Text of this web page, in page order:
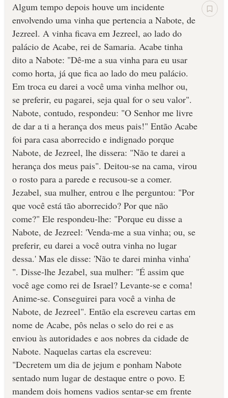
Algum tempo depois houve um incidente
envolvendo uma vinha que pertencia a Nabote, de
Jezreel. A vinha ficava em Jezreel, ao lado do
palácio de Acabe, rei de Samaria. Acabe tinha
dito a Nabote: "Dê-me a sua vinha para eu usar
como horta, já que fica ao lado do meu palácio.
Em troca eu darei a você uma vinha melhor ou,
se preferir, eu pagarei, seja qual for o seu valor".
Nabote, contudo, respondeu: "O Senhor me livre
de dar a ti a herança dos meus pais!" Então Acabe
foi para casa aborrecido e indignado porque
Nabote, de Jezreel, lhe dissera: "Não te darei a
herança dos meus pais". Deitou-se na cama, virou
o rosto para a parede e recusou-se a comer.
Jezabel, sua mulher, entrou e lhe perguntou: "Por
que você está tão aborrecido? Por que não
come?" Ele respondeu-lhe: "Porque eu disse a
Nabote, de Jezreel: 'Venda-me a sua vinha; ou, se
preferir, eu darei a você outra vinha no lugar
dessa.' Mas ele disse: 'Não te darei minha vinha'
". Disse-lhe Jezabel, sua mulher: "É assim que
você age como rei de Israel? Levante-se e coma!
Anime-se. Conseguirei para você a vinha de
Nabote, de Jezreel". Então ela escreveu cartas em
nome de Acabe, pôs nelas o selo do rei e as
enviou às autoridades e aos nobres da cidade de
Nabote. Naquelas cartas ela escreveu:
"Decretem um dia de jejum e ponham Nabote
sentado num lugar de destaque entre o povo. E
mandem dois homens vadios sentar-se em frente